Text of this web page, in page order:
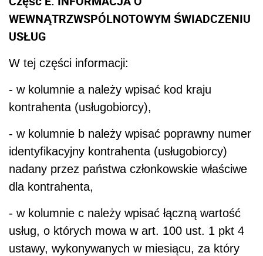
WEWNĄTRZWSPÓLNOTOWYM ŚWIADCZENIU
USŁUG
W tej części informacji:
- w kolumnie a należy wpisać kod kraju
kontrahenta (usługobiorcy),
- w kolumnie b należy wpisać poprawny numer
identyfikacyjny kontrahenta (usługobiorcy)
nadany przez państwa członkowskie właściwe
dla kontrahenta,
- w kolumnie c należy wpisać łączną wartość
usług, o których mowa w art. 100 ust. 1 pkt 4
ustawy, wykonywanych w miesiącu, za który